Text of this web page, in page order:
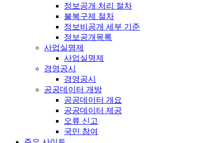
정보공개 처리 절차
불복구제 절차
정보비공개 세부 기준
정보공개목록
사업실명제
사업실명제
경영공시
경영공시
공공데이터 개방
공공데이터 개요
공공데이터 제공
오류 신고
국민 참여